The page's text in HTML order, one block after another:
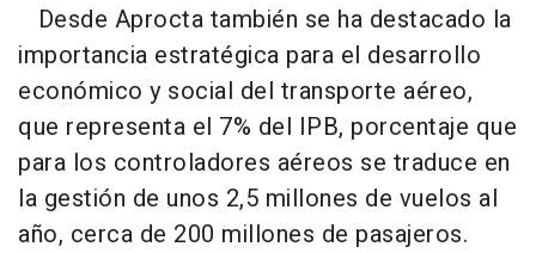
Desde Aprocta también se ha destacado la
importancia estratégica para el desarrollo
económico y social del transporte aéreo,
que representa el 7% del IPB, porcentaje que
para los controladores aéreos se traduce en
la gestión de unos 2,5 millones de vuelos al
año, cerca de 200 millones de pasajeros.